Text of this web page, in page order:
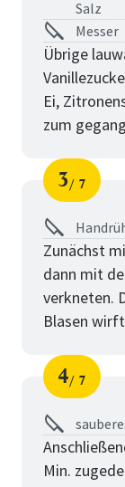
Salz
Messer
Übrige
Ei,
zum
Schritt
3
von
7
Zunächst
dann mit
verkneten.
Blasen
Schritt
4
von
7
Min.